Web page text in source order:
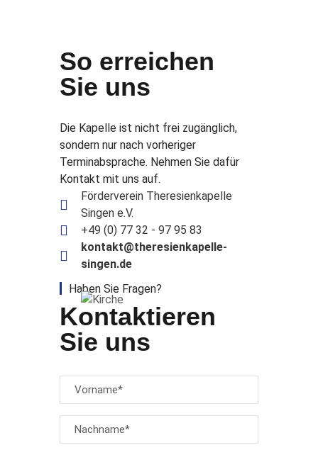
Haben Sie Fragen?
Kontaktieren
Sie uns
So erreichen
Sie uns
Die Kapelle ist nicht frei zugänglich,
sondern nur nach vorheriger
Terminabsprache. Nehmen Sie dafür
Kontakt mit uns auf.
Förderverein Theresienkapelle
Singen e.V.
+49 (0) 77 32 - 97 95 83
kontakt@theresienkapelle-
singen.de